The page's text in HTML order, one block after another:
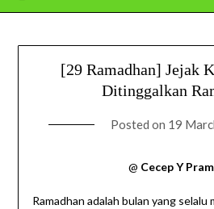
[29 Ramadhan] Jejak
Ditinggalkan
Posted on 19
@ Cecep Y
Ramadhan adalah bulan yang selalu